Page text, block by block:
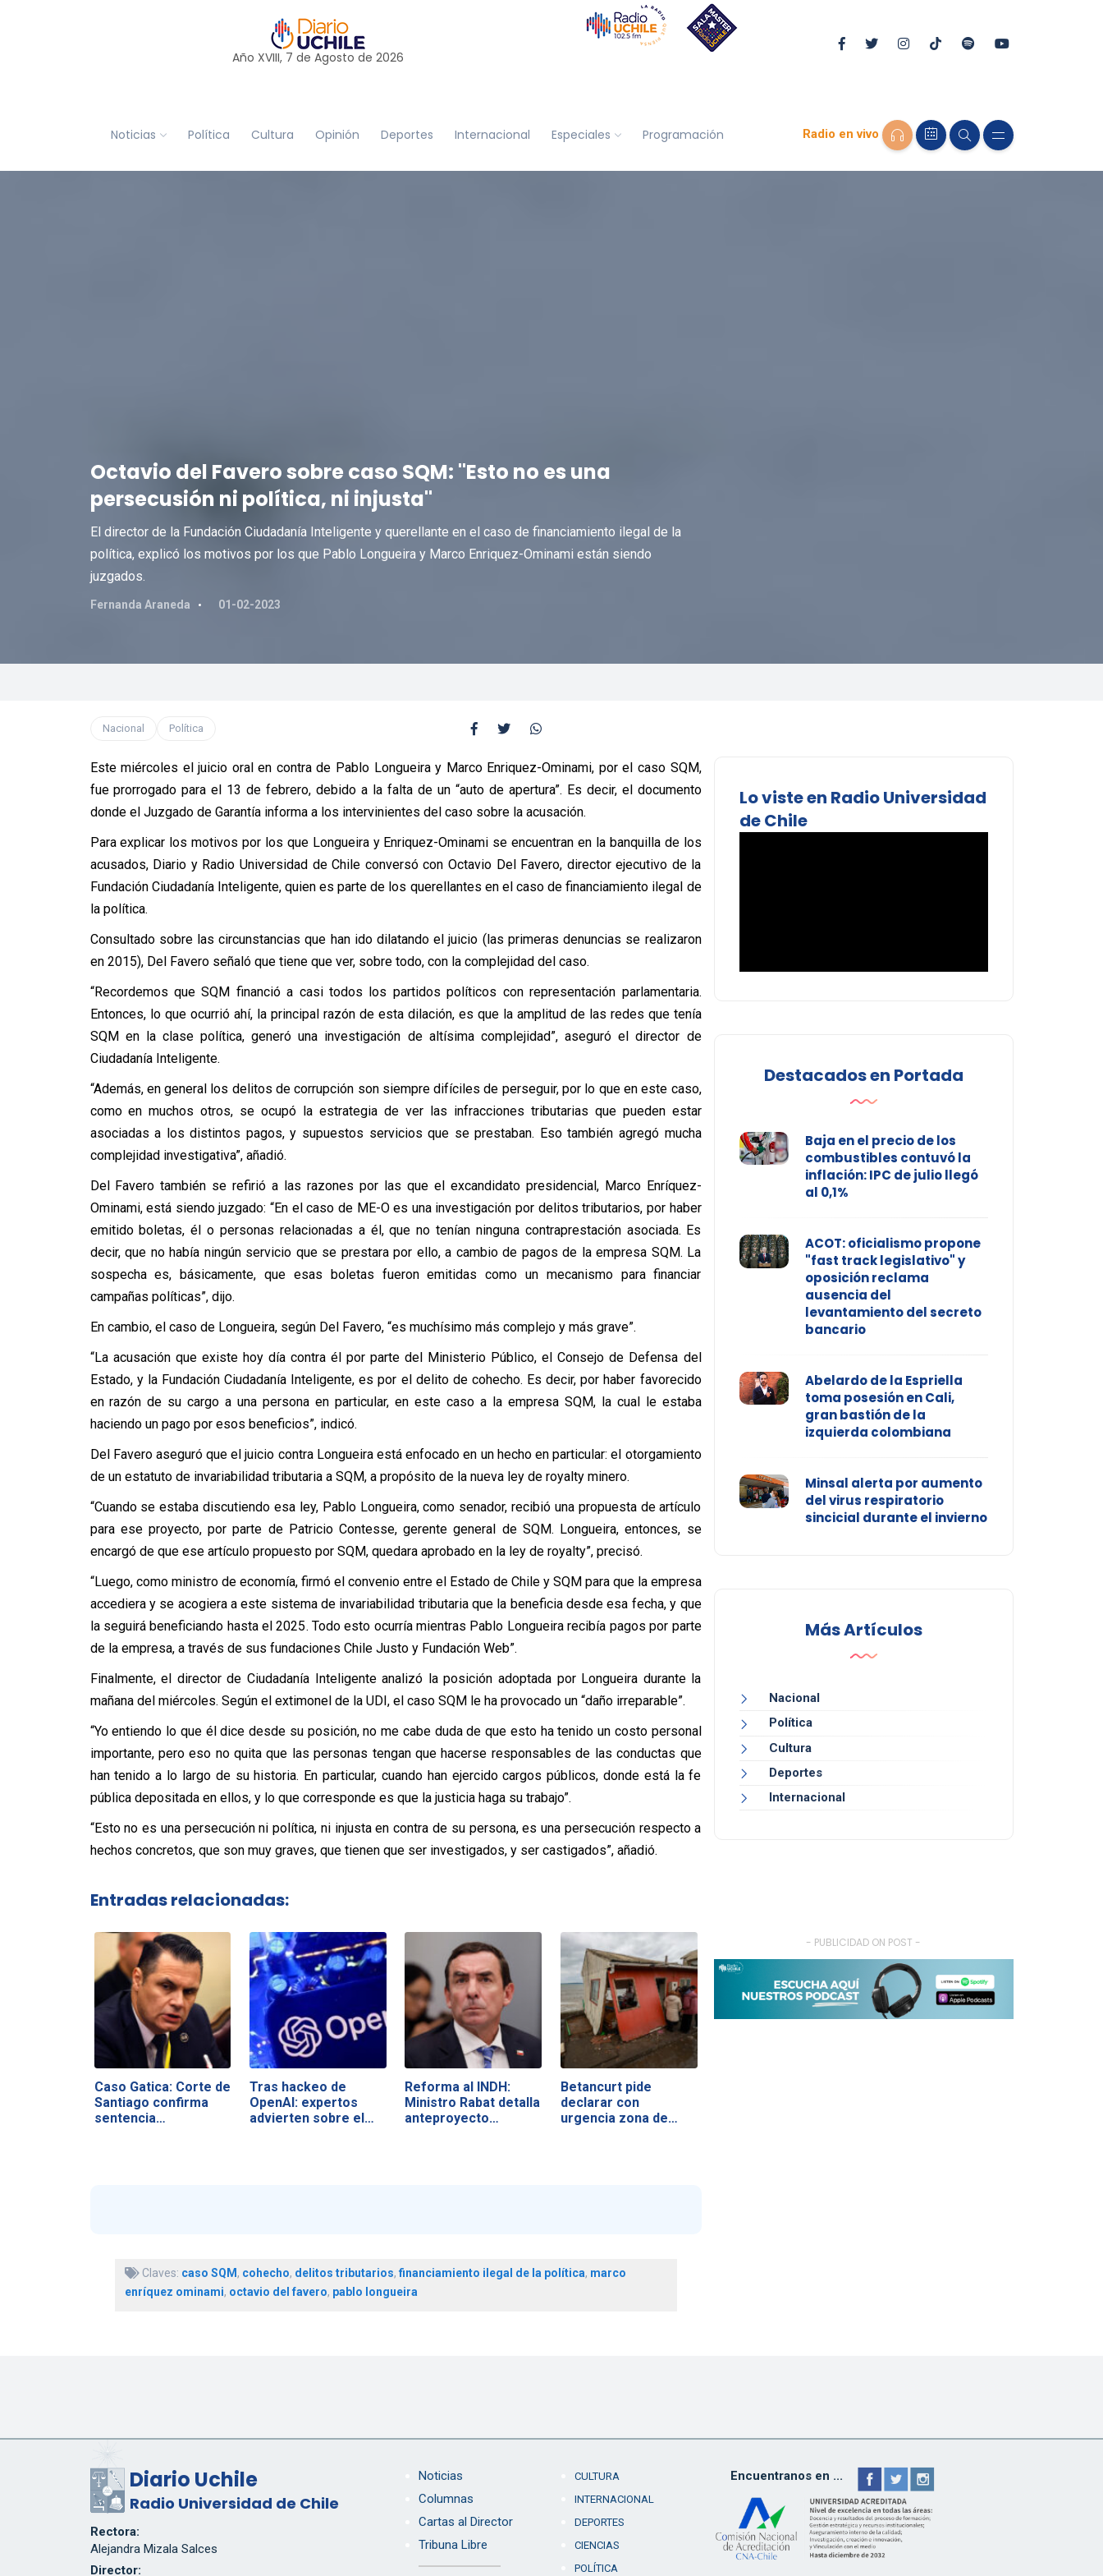
Año XVIII, 7 de Agosto de 2026
Noticias Política Cultura Opinión Deportes Internacional Especiales Programación Radio en vivo
Octavio del Favero sobre caso SQM: "Esto no es una
persecusión ni política, ni injusta"
El director de la Fundación Ciudadanía Inteligente y querellante en el caso de financiamiento ilegal de la
política, explicó los motivos por los que Pablo Longueira y Marco Enriquez-Ominami están siendo
juzgados.
Fernanda Araneda 01-02-2023
Nacional Política
Este miércoles el juicio oral en contra de Pablo Longueira y Marco Enriquez-Ominami, por el caso SQM,
fue prorrogado para el 13 de febrero, debido a la falta de un “auto de apertura”. Es decir, el documento
donde el Juzgado de Garantía informa a los intervinientes del caso sobre la acusación.
Para explicar los motivos por los que Longueira y Enriquez-Ominami se encuentran en la banquilla de los
acusados, Diario y Radio Universidad de Chile conversó con Octavio Del Favero, director ejecutivo de la
Fundación Ciudadanía Inteligente, quien es parte de los querellantes en el caso de financiamiento ilegal de
la política.
Consultado sobre las circunstancias que han ido dilatando el juicio (las primeras denuncias se realizaron
en 2015), Del Favero señaló que tiene que ver, sobre todo, con la complejidad del caso.
“Recordemos que SQM financió a casi todos los partidos políticos con representación parlamentaria.
Entonces, lo que ocurrió ahí, la principal razón de esta dilación, es que la amplitud de las redes que tenía
SQM en la clase política, generó una investigación de altísima complejidad”, aseguró el director de
Ciudadanía Inteligente.
“Además, en general los delitos de corrupción son siempre difíciles de perseguir, por lo que en este caso,
como en muchos otros, se ocupó la estrategia de ver las infracciones tributarias que pueden estar
asociadas a los distintos pagos, y supuestos servicios que se prestaban. Eso también agregó mucha
complejidad investigativa”, añadió.
Del Favero también se refirió a las razones por las que el excandidato presidencial, Marco Enríquez-
Ominami, está siendo juzgado: “En el caso de ME-O es una investigación por delitos tributarios, por haber
emitido boletas, él o personas relacionadas a él, que no tenían ninguna contraprestación asociada. Es
decir, que no había ningún servicio que se prestara por ello, a cambio de pagos de la empresa SQM. La
sospecha es, básicamente, que esas boletas fueron emitidas como un mecanismo para financiar
campañas políticas”, dijo.
En cambio, el caso de Longueira, según Del Favero, “es muchísimo más complejo y más grave”.
“La acusación que existe hoy día contra él por parte del Ministerio Público, el Consejo de Defensa del
Estado, y la Fundación Ciudadanía Inteligente, es por el delito de cohecho. Es decir, por haber favorecido
en razón de su cargo a una persona en particular, en este caso a la empresa SQM, la cual le estaba
haciendo un pago por esos beneficios”, indicó.
Del Favero aseguró que el juicio contra Longueira está enfocado en un hecho en particular: el otorgamiento
de un estatuto de invariabilidad tributaria a SQM, a propósito de la nueva ley de royalty minero.
“Cuando se estaba discutiendo esa ley, Pablo Longueira, como senador, recibió una propuesta de artículo
para ese proyecto, por parte de Patricio Contesse, gerente general de SQM. Longueira, entonces, se
encargó de que ese artículo propuesto por SQM, quedara aprobado en la ley de royalty”, precisó.
“Luego, como ministro de economía, firmó el convenio entre el Estado de Chile y SQM para que la empresa
accediera y se acogiera a este sistema de invariabilidad tributaria que la beneficia desde esa fecha, y que
la seguirá beneficiando hasta el 2025. Todo esto ocurría mientras Pablo Longueira recibía pagos por parte
de la empresa, a través de sus fundaciones Chile Justo y Fundación Web”.
Finalmente, el director de Ciudadanía Inteligente analizó la posición adoptada por Longueira durante la
mañana del miércoles. Según el extimonel de la UDI, el caso SQM le ha provocado un “daño irreparable”.
“Yo entiendo lo que él dice desde su posición, no me cabe duda de que esto ha tenido un costo personal
importante, pero eso no quita que las personas tengan que hacerse responsables de las conductas que
han tenido a lo largo de su historia. En particular, cuando han ejercido cargos públicos, donde está la fe
pública depositada en ellos, y lo que corresponde es que la justicia haga su trabajo”.
“Esto no es una persecución ni política, ni injusta en contra de su persona, es una persecución respecto a
hechos concretos, que son muy graves, que tienen que ser investigados, y ser castigados”, añadió.
Entradas relacionadas:
Caso Gatica: Corte de
Santiago confirma
sentencia…
Tras hackeo de
OpenAI: expertos
advierten sobre el…
Reforma al INDH:
Ministro Rabat detalla
anteproyecto…
Betancurt pide
declarar con
urgencia zona de…
Claves: caso SQM, cohecho, delitos tributarios, financiamiento ilegal de la política, marco
enríquez ominami, octavio del favero, pablo longueira
Lo viste en Radio Universidad
de Chile
Destacados en Portada
Baja en el precio de los
combustibles contuvó la
inflación: IPC de julio llegó
al 0,1%
ACOT: oficialismo propone
"fast track legislativo" y
oposición reclama
ausencia del
levantamiento del secreto
bancario
Abelardo de la Espriella
toma posesión en Cali,
gran bastión de la
izquierda colombiana
Minsal alerta por aumento
del virus respiratorio
sincicial durante el invierno
Más Artículos
Nacional
Política
Cultura
Deportes
Internacional
- PUBLICIDAD ON POST -
Diario Uchile
Radio Universidad de Chile
Rectora:
Alejandra Mizala Salces
Director:
Noticias
Columnas
Cartas al Director
Tribuna Libre
CULTURA
INTERNACIONAL
DEPORTES
CIENCIAS
POLÍTICA
Encuentranos en ...